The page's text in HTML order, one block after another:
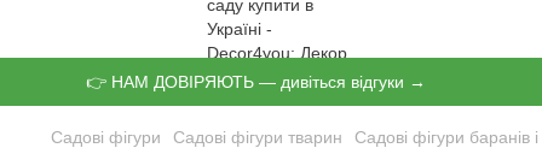
👉 НАМ ДОВІРЯЮТЬ — дивіться відгуки →
Садові фігури Садові фігури тварин Садові фігури баранів